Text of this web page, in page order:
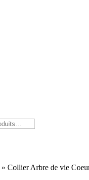
» Collier Arbre de vie